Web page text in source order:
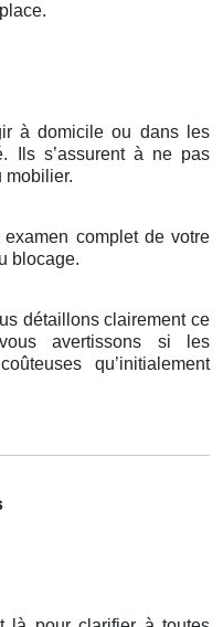
à domicile ou dans les
Ils s’assurent à ne pas
mobilier.
examen complet de votre
blocage.
détaillons clairement ce
avertissons si les
qu’initialement